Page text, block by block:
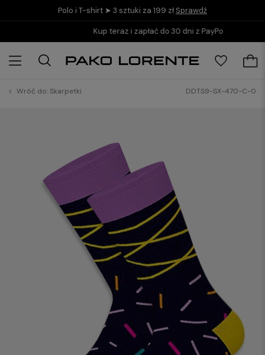
Polo i T-shirt ➤ 3 sztuki za 199 zł Sprawdź
Kup teraz i zapłać do 30 dni z PayPo
Wróć do:Skarpetki DDTS9-SX-470-C-0